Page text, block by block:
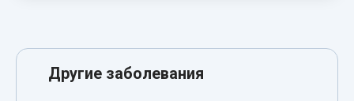
Другие заболевания